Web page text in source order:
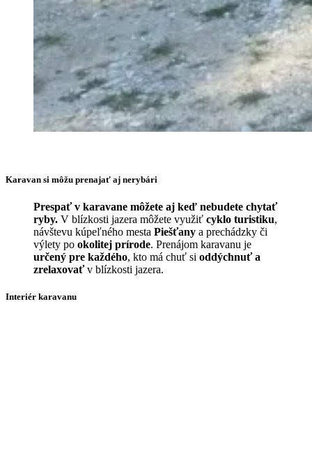
Karavan si môžu prenajať aj nerybári
Prespať v karavane môžete aj keď nebudete chytať
ryby. V blízkosti jazera môžete využiť cyklo turistiku,
návštevu kúpeľného mesta Piešťany a prechádzky či
výlety po okolitej prírode. Prenájom karavanu je
určený pre každého, kto má chuť si oddýchnuť a
zrelaxovaťv blízkosti jazera.
Interiér karavanu